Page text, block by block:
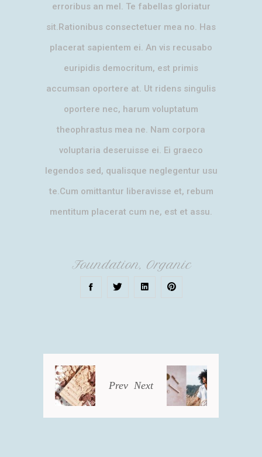
erroribus an mel. Te fabellas gloriatur
sit.Rationibus consectetuer mea no. Has
placerat sapientem ei. An vis recusabo
euripidis democritum, est primis
accumsan oportere at. Ut ridens singulis
oportere nec, harum voluptatum
theophrastus mea ne. Nam corpora
voluptaria deseruisse ei. Ei graeco
legendos sed, qualisque neglegentur usu
te.Cum omittantur liberavisse et, rebum
mentitum placerat cum ne, est et assu.
Foundation, Organic
Prev Next